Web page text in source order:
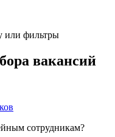
или фильтры
вакансий
сотрудникам?